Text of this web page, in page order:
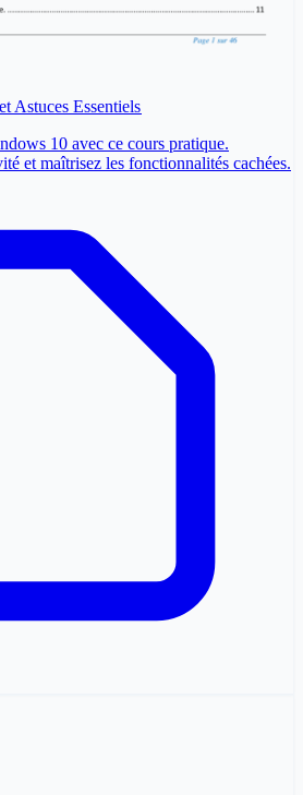
Astuces Essentiels
10 avec ce cours pratique.
et maîtrisez les fonctionnalités cachées.